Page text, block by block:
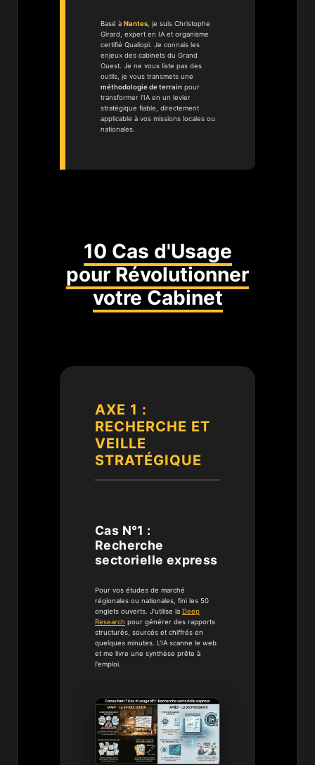
Basé à Nantes , je suis Christophe
Girard, expert en IA et organisme
certifié Qualiopi. Je connais les
enjeux des cabinets du Grand
Ouest. Je ne vous liste pas des
outils, je vous transmets une
méthodologie de terrain pour
transformer l'IA en un levier
stratégique fiable, directement
applicable à vos missions locales ou
nationales.
10 Cas d'Usage
pour Révolutionner
votre Cabinet
AXE 1 :
RECHERCHE ET
VEILLE
STRATÉGIQUE
Cas N°1 :
Recherche
sectorielle express
Pour vos études de marché
régionales ou nationales, fini les 50
onglets ouverts. J'utilise la Deep
Research pour générer des rapports
structurés, sourcés et chiffrés en
quelques minutes. L'IA scanne le web
et me livre une synthèse prête à
l'emploi.